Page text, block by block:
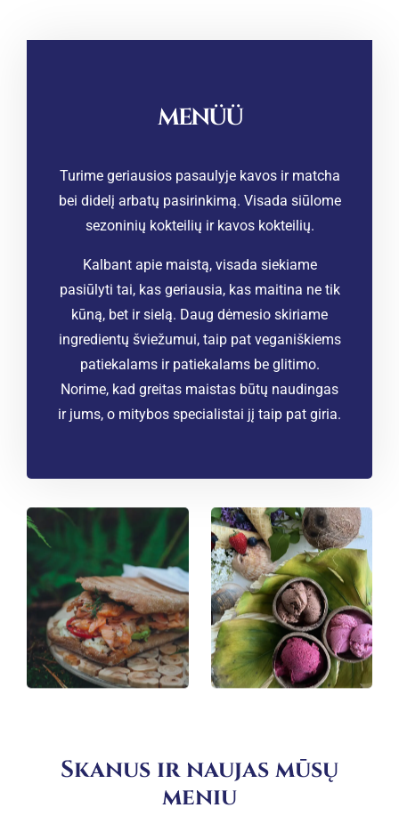
MENÜÜ
Turime geriausios pasaulyje kavos ir matcha
bei didelį arbatų pasirinkimą. Visada siūlome
sezoninių kokteilių ir kavos kokteilių.
Kalbant apie maistą, visada siekiame
pasiūlyti tai, kas geriausia, kas maitina ne tik
kūną, bet ir sielą. Daug dėmesio skiriame
ingredientų šviežumui, taip pat veganiškiems
patiekalams ir patiekalams be glitimo.
Norime, kad greitas maistas būtų naudingas
ir jums, o mitybos specialistai jį taip pat giria.
Skanus ir naujas mūsų
meniu